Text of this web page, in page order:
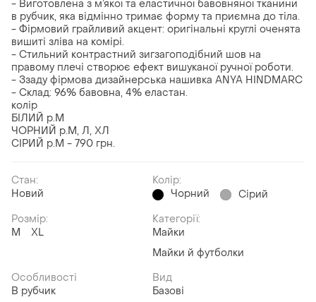
- Виготовлена з м’якої та еластичної бавовняної тканини
в рубчик, яка відмінно тримає форму та приємна до тіла.
- Фірмовий грайливий акцент: оригінальні круглі оченята
вишиті зліва на комірі.
- Стильний контрастний зигзагоподібний шов на
правому плечі створює ефект вишуканої ручної роботи.
- Ззаду фірмова дизайнерська нашивка ANYA HINDMARC
- Склад: 96% бавовна, 4% еластан.
колір
БІЛИЙ р.М
ЧОРНИЙ р.М, Л, ХЛ
СІРИЙ р.М - 790 грн.
Стан:
Новий
Колір:
Чорний
Сірий
Розмір:
M
XL
Категорії:
Майки
Майки й футболки
Особливості
В рубчик
Вид
Базові